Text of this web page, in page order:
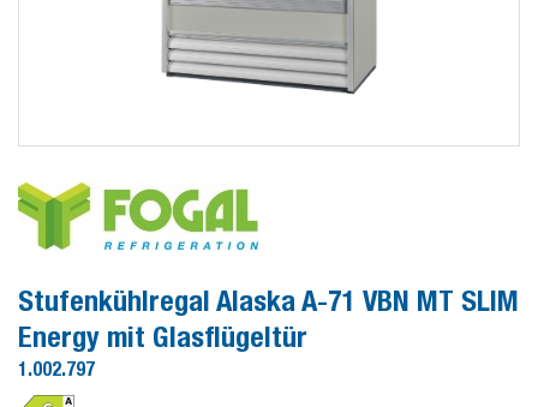
Stufenkühlregal Alaska A-71 VBN MT SLIM
Energy mit Glasflügeltür
1.002.797